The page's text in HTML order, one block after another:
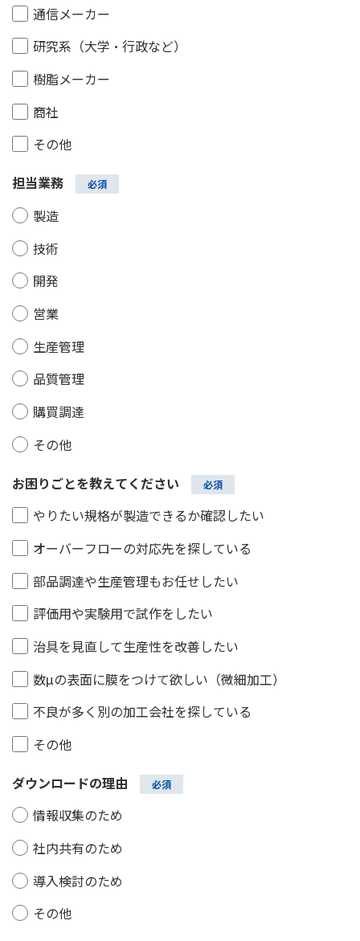
通信メーカー
研究系（大学・行政など）
樹脂メーカー
商社
その他
担当業務
製造
技術
開発
営業
生産管理
品質管理
購買調達
その他
お困りごとを教えてください
やりたい規格が製造できるか確認したい
オーバーフローの対応先を探している
部品調達や生産管理もお任せしたい
評価用や実験用で試作をしたい
治具を見直して生産性を改善したい
数μの表面に膜をつけて欲しい（微細加工）
不良が多く別の加工会社を探している
その他
ダウンロードの理由
情報収集のため
社内共有のため
導入検討のため
その他